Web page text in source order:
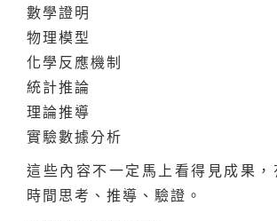
數學證明
物理模型
化學反應機制
統計推論
理論推導
實驗數據分析
這些內容不一定馬上看得見成果，
時間思考、推導、驗證。